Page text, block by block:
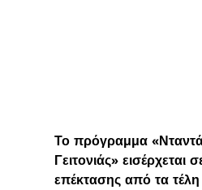
Το πρόγραμμα
Γειτονιάς» εισέρχεται
επέκτασης από τα